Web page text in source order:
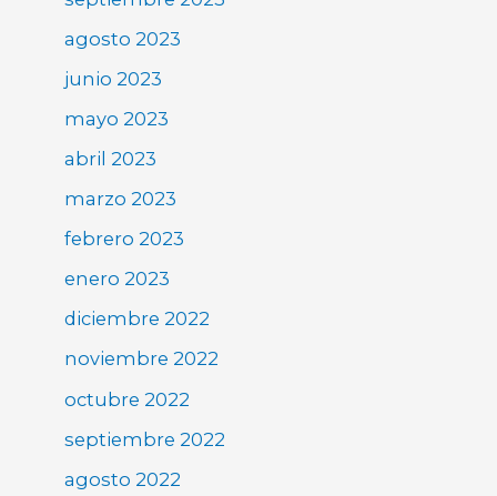
agosto 2023
junio 2023
mayo 2023
abril 2023
marzo 2023
febrero 2023
enero 2023
diciembre 2022
noviembre 2022
octubre 2022
septiembre 2022
agosto 2022